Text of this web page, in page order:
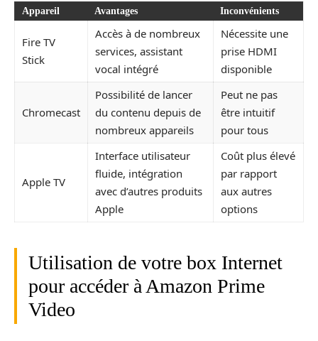
Appareil Avantages Inconvénients
Fire TV
Stick
Accès à de nombreux
services, assistant
vocal intégré
Nécessite une
prise HDMI
disponible
Chromecast
Possibilité de lancer
du contenu depuis de
nombreux appareils
Peut ne pas
être intuitif
pour tous
Apple TV
Interface utilisateur
fluide, intégration
avec d’autres produits
Apple
Coût plus élevé
par rapport
aux autres
options
Utilisation de votre box Internet
pour accéder à Amazon Prime
Video